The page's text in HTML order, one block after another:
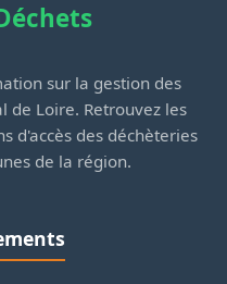
sur la gestion des
de Loire. Retrouvez les
d'accès des déchèteries
de la région.